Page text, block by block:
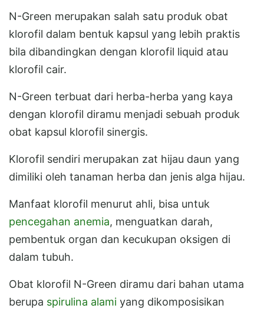
N-Green merupakan salah satu produk obat
klorofil dalam bentuk kapsul yang lebih praktis
bila dibandingkan dengan klorofil liquid atau
klorofil cair.
N-Green terbuat dari herba-herba yang kaya
dengan klorofil diramu menjadi sebuah produk
obat kapsul klorofil sinergis.
Klorofil sendiri merupakan zat hijau daun yang
dimiliki oleh tanaman herba dan jenis alga hijau.
Manfaat klorofil menurut ahli, bisa untuk
pencegahan anemia, menguatkan darah,
pembentuk organ dan kecukupan oksigen di
dalam tubuh.
Obat klorofil N-Green diramu dari bahan utama
berupa spirulina alami yang dikomposisikan